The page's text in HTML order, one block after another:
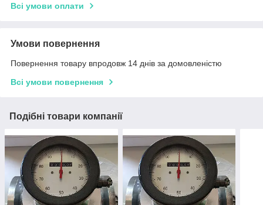
Всі умови оплати
Умови повернення
Повернення товару впродовж 14 днів за домовленістю
Всі умови повернення
Подібні товари компанії